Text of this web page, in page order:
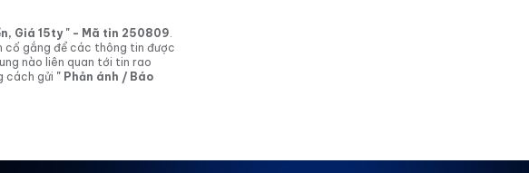
Giá 15ty " - Mã tin 250809.
cố gắng để các thông tin được
nào liên quan tới tin rao
cách gửi " Phản ánh / Báo